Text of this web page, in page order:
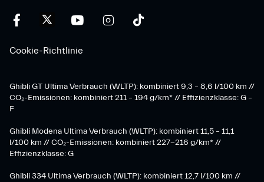
Cookie-Richtlinie
Ghibli GT Ultima Verbrauch (WLTP): kombiniert 9,3 – 8,6 l/100 km //
CO₂-Emissionen: kombiniert 211 – 194 g/km* // Effizienzklasse: G –
F
Ghibli Modena Ultima Verbrauch (WLTP): kombiniert 11,5 – 11,1
l/100 km // CO₂-Emissionen: kombiniert 227-216 g/km* //
Effizienzklasse: G
Ghibli 334 Ultima Verbrauch (WLTP): kombiniert 12,7 l/100 km //